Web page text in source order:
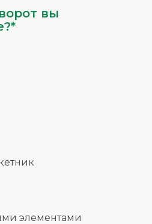
вы
элементами